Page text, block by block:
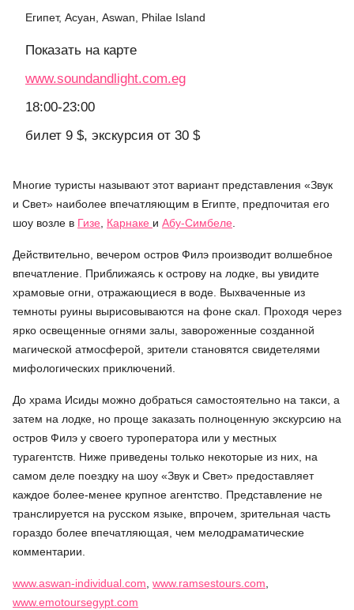
Египет, Асуан, Aswan, Philae Island
Показать на карте
www.soundandlight.com.eg
18:00-23:00
билет 9 $, экскурсия от 30 $
Многие туристы называют этот вариант представления «Звук
и Свет» наиболее впечатляющим в Египте, предпочитая его
шоу возле в Гизе Карнаке и Абу-Симбеле
Действительно, вечером остров Филэ производит волшебное
впечатление. Приближаясь к острову на лодке, вы увидите
храмовые огни, отражающиеся в воде. Выхваченные из
темноты руины вырисовываются на фоне скал. Проходя через
ярко освещенные огнями залы, завороженные созданной
магической атмосферой, зрители становятся свидетелями
мифологических приключений.
До храма Исиды можно добраться самостоятельно на такси, а
затем на лодке, но проще заказать полноценную экскурсию на
остров Филэ у своего туроператора или у местных
турагентств. Ниже приведены только некоторые из них, на
самом деле поездку на шоу «Звук и Свет» предоставляет
каждое более-менее крупное агентство. Представление не
транслируется на русском языке, впрочем, зрительная часть
гораздо более впечатляющая, чем мелодраматические
комментарии.
www.aswan-individual.com www.ramsestours.com
www.emotoursegypt.com